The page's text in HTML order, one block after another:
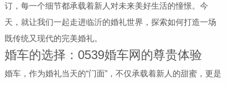
订，每一个细节都承载着新人对未来美好生活的憧憬。今
天，就让我们一起走进临沂的婚礼世界，探索如何打造一场
既传统又现代的完美婚礼。
婚车的选择：0539婚车网的尊贵体验
婚车，作为婚礼当天的“门面”，不仅承载着新人的甜蜜，更是